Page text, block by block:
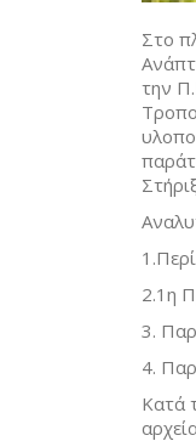
Στο
την
2.1η
3.
4.
Κατά